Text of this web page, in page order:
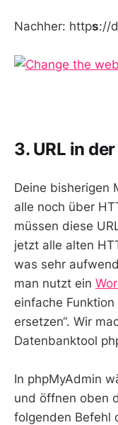
Nachher: https://
3. URL in
Deine bisherigen
alle noch über
müssen diese
jetzt alle alten
was sehr
man nutzt ein
einfache
ersetzen“. Wir
Datenbanktool
In phpMyAdmin
und öffnen oben
folgenden Befehl